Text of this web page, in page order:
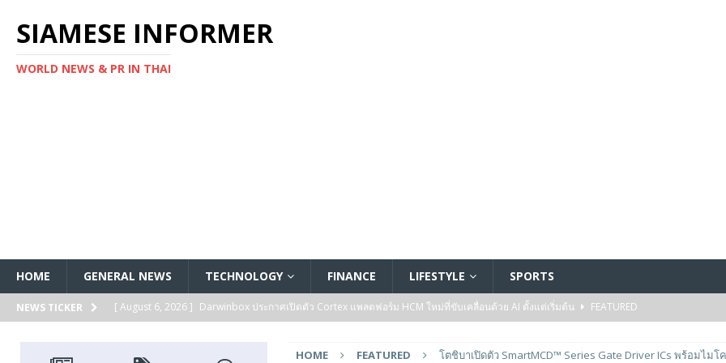
SIAMESE INFORMER
WORLD NEWS & PR IN THAI
HOME GENERAL NEWS TECHNOLOGY FINANCE LIFESTYLE SPORTS
NEWS TICKER [ August 6, 2026 ] Darwinbox ประกาศเปิดตัว Cortex แพลตฟอร์ม HCM ใหม่ที่ขับเคลื่อนด้วย AI ตั้งแต่เริ่มต้น
FEATURED
HOME FEATURED โตชิบาเปิดตัว SmartMCD™ Series Gate Driver ICs พร้อมไมโ